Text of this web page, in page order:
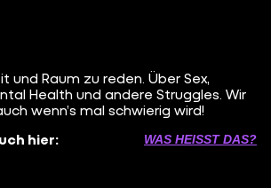
und Raum zu reden. Über Sex,
Health und andere Struggles. Wir
wenn’s mal schwierig wird!
hier:
WAS HEISST DAS?